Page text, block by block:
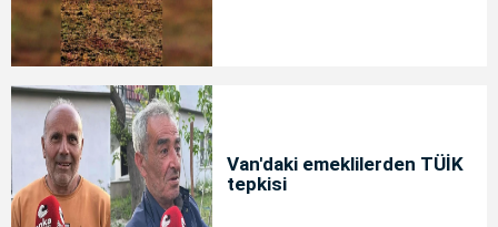
Van'daki emeklilerden TÜİK
tepkisi